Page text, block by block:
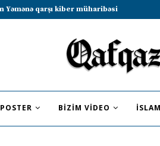
sammitində iştirak etməyə dəvət...
POSTER BIZIM VIDEO İSLAM